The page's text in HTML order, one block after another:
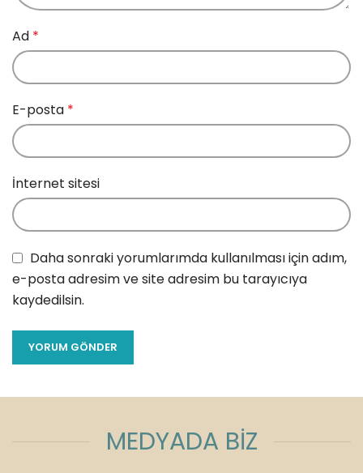
Ad *
E-posta *
İnternet sitesi
Daha sonraki yorumlarımda kullanılması için adım,
e-posta adresim ve site adresim bu tarayıcıya
kaydedilsin.
MEDYADA BİZ